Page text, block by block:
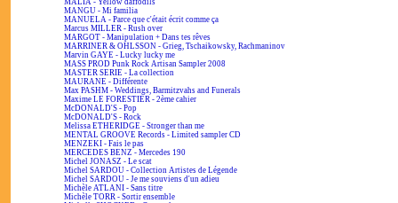
MALIA - Yellow daffodils
MANGU - Mi familia
MANUELA - Parce que c'était écrit comme ça
Marcus MILLER - Rush over
MARGOT - Manipulation + Dans tes rêves
MARRINER & OHLSSON - Grieg, Tschaikowsky, Rachmaninov
Marvin GAYE - Lucky lucky me
MASS PROD Punk Rock Artisan Sampler 2008
MASTER SERIE - La collection
MAURANE - Différente
Max PASHM - Weddings, Barmitzvahs and Funerals
Maxime LE FORESTIER - 2ème cahier
McDONALD'S - Pop
McDONALD'S - Rock
Melissa ETHERIDGE - Stronger than me
MENTAL GROOVE Records - Limited sampler CD
MENZEKI - Fais le pas
MERCEDES BENZ - Mercedes 190
Michel JONASZ - Le scat
Michel SARDOU - Collection Artistes de Légende
Michel SARDOU - Je me souviens d'un adieu
Michèle ATLANI - Sans titre
Michèle TORR - Sortir ensemble